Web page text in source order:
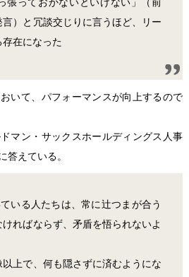
）と冗談交じりに言うほど、リー
在になった
いて、パフォーマンスが向上するので
マン・サックスホールディングス人事
答えている。
いる人たちは、常に辻つまが合う
ればならず、矛盾を悟られないよ
以上で、何も隠さずに済むようにな